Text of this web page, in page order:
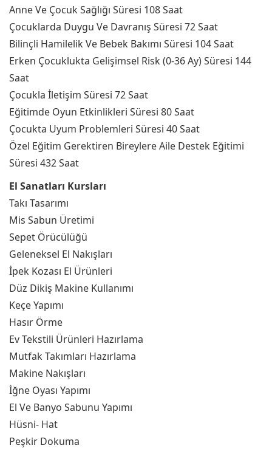
Anne Ve Çocuk Sağlığı Süresi 108 Saat
Çocuklarda Duygu Ve Davranış Süresi 72 Saat
Bilinçli Hamilelik Ve Bebek Bakımı Süresi 104 Saat
Erken Çocuklukta Gelişimsel Risk (0-36 Ay) Süresi 144
Saat
Çocukla İletişim Süresi 72 Saat
Eğitimde Oyun Etkinlikleri Süresi 80 Saat
Çocukta Uyum Problemleri Süresi 40 Saat
Özel Eğitim Gerektiren Bireylere Aile Destek Eğitimi
Süresi 432 Saat
El Sanatları Kursları
Takı Tasarımı
Mis Sabun Üretimi
Sepet Örücülüğü
Geleneksel El Nakışları
İpek Kozası El Ürünleri
Düz Dikiş Makine Kullanımı
Keçe Yapımı
Hasır Örme
Ev Tekstili Ürünleri Hazırlama
Mutfak Takımları Hazırlama
Makine Nakışları
İğne Oyası Yapımı
El Ve Banyo Sabunu Yapımı
Hüsni- Hat
Peşkir Dokuma